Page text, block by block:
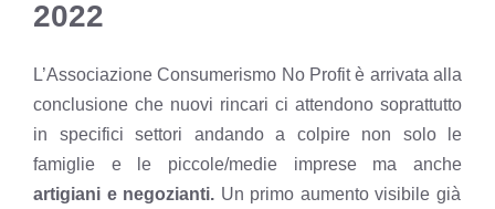
2022
L’Associazione Consumerismo No Profit è arrivata alla
conclusione che nuovi rincari ci attendono soprattutto
in specifici settori andando a colpire non solo le
famiglie e le piccole/medie imprese ma anche
artigiani e negozianti. Un primo aumento visibile già